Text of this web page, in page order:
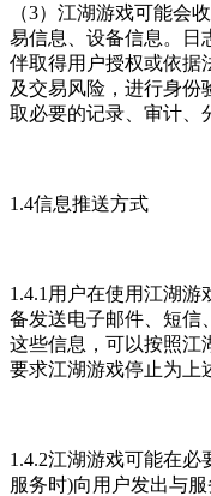
（3）江湖游戏可能会
易信息、设备信息。日
伴取得用户授权或依据
及交易风险，进行身份
取必要的记录、审计、
1.4信息推送方式
1.4.1用户在使用江湖
备发送电子邮件、短信
这些信息，可以按照江
要求江湖游戏停止为上
1.4.2江湖游戏可能在
服务时)向用户发出与